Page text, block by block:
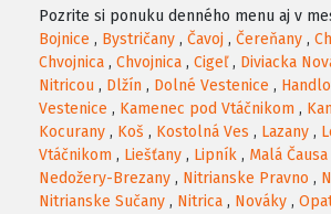
Pozrite si ponuku denného menu aj v
Bojnice , Bystričany , Čavoj , Čereňany ,
Chvojnica , Chvojnica , Cigeľ, Diviacka
Nitricou , Dlžín , Dolné Vestenice ,
Vestenice , Kamenec pod Vtáčnikom ,
Kocurany , Koš , Kostolná Ves , Lazany ,
Vtáčnikom , Liešťany , Lipník , Malá Čausa
Nedožery-Brezany , Nitrianske Pravno ,
Nitrianske Sučany , Nitrica , Nováky ,